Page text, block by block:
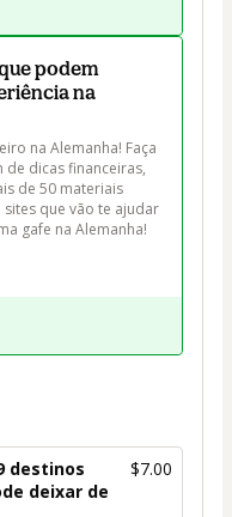
podem
na
na Alemanha! Faça
de dicas financeiras,
de 50 materiais
que vão te ajudar
gafe na Alemanha!
destinos
deixar de
$7.00